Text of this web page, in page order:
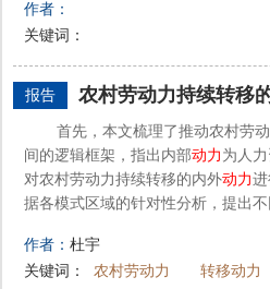
作者：
关键词：
报告 农村劳动力持续转移
首先，本文梳理了推动农村劳
间的逻辑框架，指出内部动力 为人
对农村劳动力持续转移的内外动力
据各模式区域的针对性分析，提出不
作者： 杜宇
关键词：
农村劳动力 转移动力